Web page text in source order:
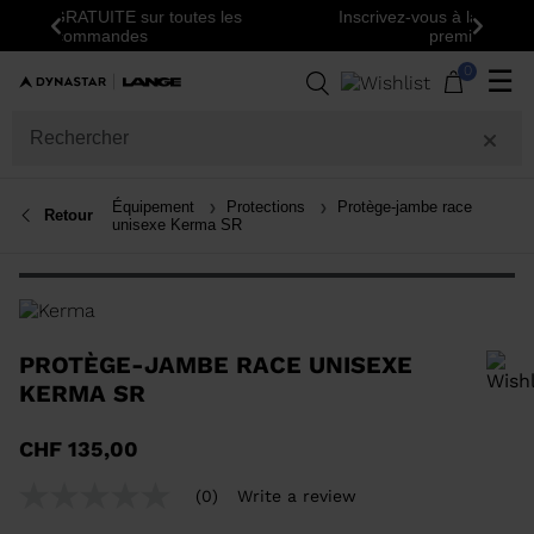
Précédent
Inscrivez-vous à la newsletter: -15% sur votre
0 ☰
Retour Équipement Protections
Protège-jambe race
unisexe Kerma SR
PROTÈGE-JAMBE RACE UNISEXE
KERMA SR
taille
CHF 135,00
(0) Write a review